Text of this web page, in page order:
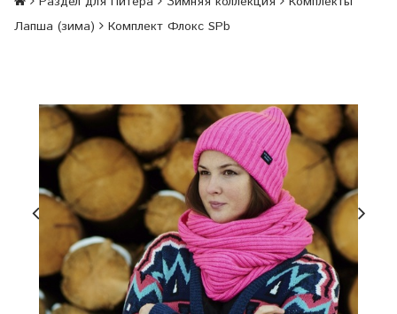
Лапша (зима)
Комплект Флокс SPb